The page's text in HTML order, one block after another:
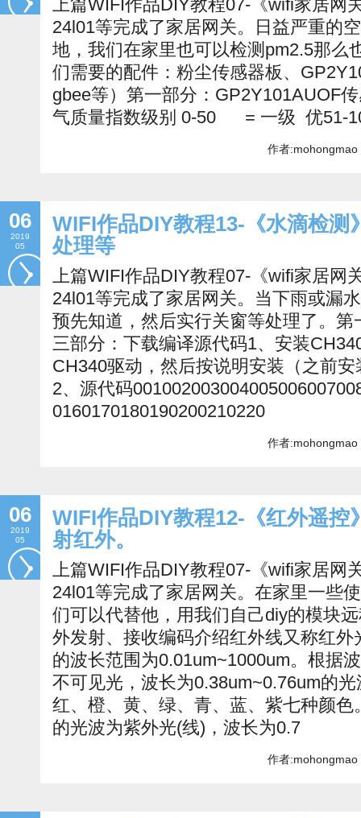
上篇WIFI作品DIY教程07-《wifi家居网
24l01等完成了家居网关。日益严重的
地，我们在家里也可以检测pm2.5那么
们需要的配件：粉尘传感器板、
gbee等）第一部分：GP2Y101AUOF
气质量指数级别 0-50 = 一级 优51-
作者
06
2019
05
WIFI作品DIY教程13-《水滴检测
处理等
上篇WIFI作品DIY教程07-《wifi家居网
24l01等完成了家居网关。当下雨或漏
预先知道，然后实行关窗等处理了。
三部分：下载编译源代码1、安装
CH340驱动，然后按说明安装（之前
2、源代码
0160170180190200210220
作者
06
2019
05
WIFI作品DIY教程12-《红外遥控
射红外。
上篇WIFI作品DIY教程07-《wifi家居网
24l01等完成了家居网关。在家里一些
们可以代替他，用我们自己diy的模块
外发射、接收编码介绍红外线又称红
的波长范围为0.01um~1000um。根据
不可见光，波长为0.38um~0.76um的
红、橙、黄、绿、青、蓝、紫七种颜色
的光波为紫外光(线)，波长为0.7
作者